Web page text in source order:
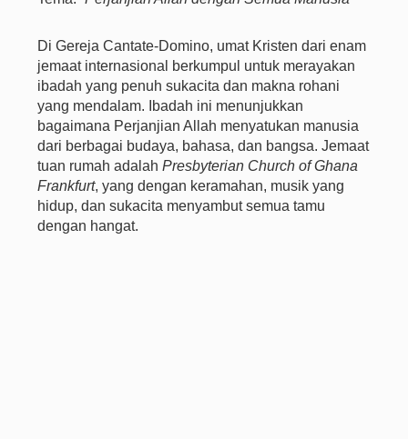
Di Gereja Cantate-Domino, umat Kristen dari enam
jemaat internasional berkumpul untuk merayakan
ibadah yang penuh sukacita dan makna rohani
yang mendalam. Ibadah ini menunjukkan
bagaimana Perjanjian Allah menyatukan manusia
dari berbagai budaya, bahasa, dan bangsa. Jemaat
tuan rumah adalahPresbyterian Church of Ghana
Frankfurt, yang dengan keramahan, musik yang
hidup, dan sukacita menyambut semua tamu
dengan hangat.